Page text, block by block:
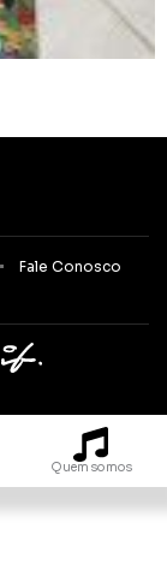
Fale Conosco
Quem somos